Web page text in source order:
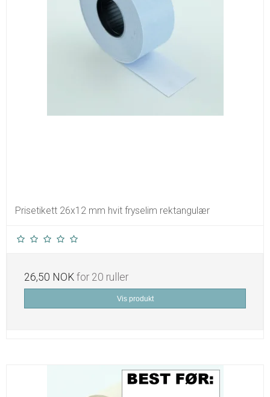
Prisetikett 26x12 mm hvit fryselim rektangulær
26,50 NOK for 20 ruller
Vis produkt